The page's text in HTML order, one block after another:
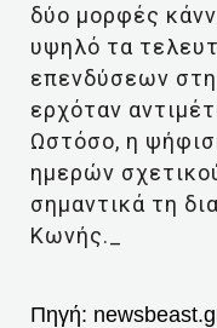
δύο μορφές
υψηλό τα
επενδύσεων
ερχόταν
Ωστόσο, η
ημερών
σημαντικά τη
Κωνής._
Πηγή: